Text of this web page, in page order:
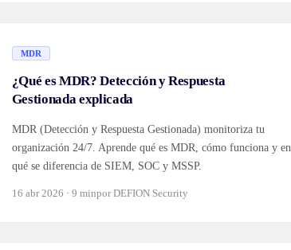
MDR
¿Qué es MDR? Detección y Respuesta
Gestionada explicada
MDR (Detección y Respuesta Gestionada) monitoriza tu
organización 24/7. Aprende qué es MDR, cómo funciona y en
qué se diferencia de SIEM, SOC y MSSP.
16 abr 2026 · 9 minpor DEFION Security